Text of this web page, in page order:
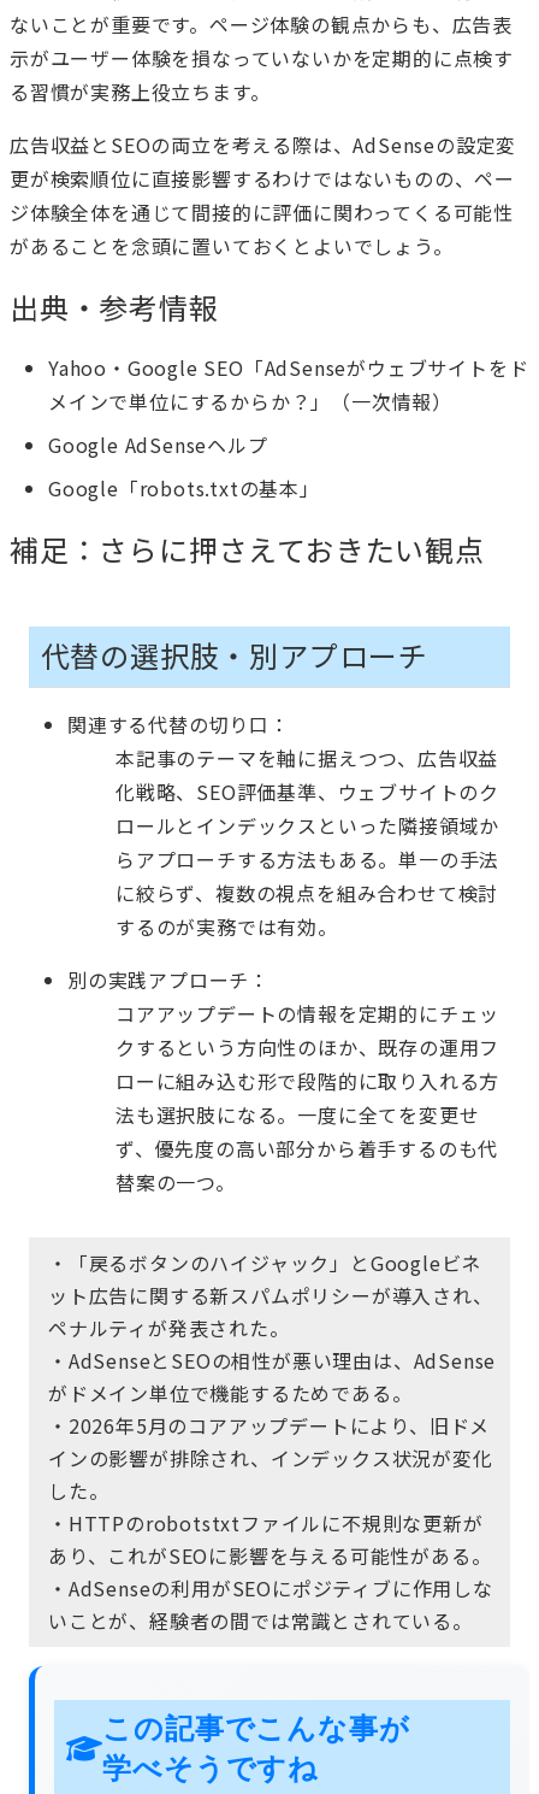
ないことが重要です。ページ体験の観点からも、広告表
示がユーザー体験を損なっていないかを定期的に点検す
る習慣が実務上役立ちます。
広告収益とSEOの両立を考える際は、AdSenseの設定変
更が検索順位に直接影響するわけではないものの、ペー
ジ体験全体を通じて間接的に評価に関わってくる可能性
があることを念頭に置いておくとよいでしょう。
出典・参考情報
Yahoo・Google SEO「AdSenseがウェブサイトをド
メインで単位にするからか？」（一次情報）
Google AdSenseヘルプ
Google「robots.txtの基本」
補足：さらに押さえておきたい観点
代替の選択肢・別アプローチ
関連する代替の切り口：
本記事のテーマを軸に据えつつ、広告収益
化戦略、SEO評価基準、ウェブサイトのク
ロールとインデックスといった隣接領域か
らアプローチする方法もある。単一の手法
に絞らず、複数の視点を組み合わせて検討
するのが実務では有効。
別の実践アプローチ：
コアアップデートの情報を定期的にチェッ
クするという方向性のほか、既存の運用フ
ローに組み込む形で段階的に取り入れる方
法も選択肢になる。一度に全てを変更せ
ず、優先度の高い部分から着手するのも代
替案の一つ。
・「戻るボタンのハイジャック」とGoogleビネ
ット広告に関する新スパムポリシーが導入され、
ペナルティが発表された。
・AdSenseとSEOの相性が悪い理由は、AdSense
がドメイン単位で機能するためである。
・2026年5月のコアアップデートにより、旧ドメ
インの影響が排除され、インデックス状況が変化
した。
・HTTPのrobotstxtファイルに不規則な更新が
あり、これがSEOに影響を与える可能性がある。
・AdSenseの利用がSEOにポジティブに作用しな
いことが、経験者の間では常識とされている。
この記事でこんな事が
学べそうですね